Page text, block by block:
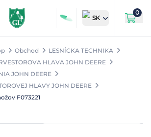
SK
0
Obchod
LESNÍCKA TECHNIKA
HLAVA JOHN DEERE
JOHN DEERE
HLAVY JOHN DEERE
F073221